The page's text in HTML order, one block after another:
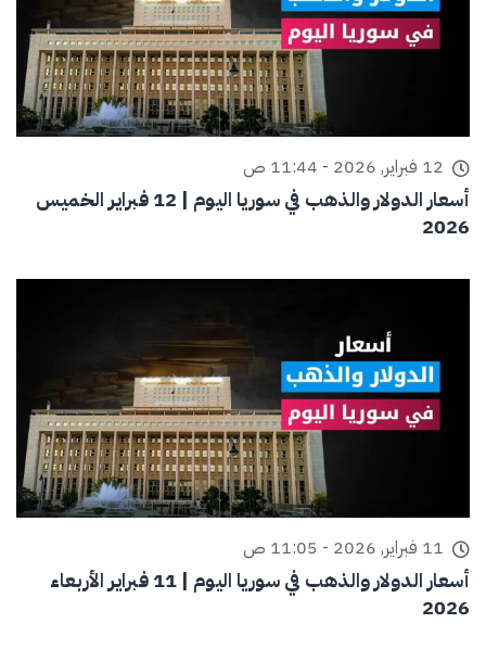
12 فبراير, 2026 - 11:44 ص
أسعار الدولار والذهب في سوريا اليوم | 12 فبراير الخميس
2026
11 فبراير, 2026 - 11:05 ص
أسعار الدولار والذهب في سوريا اليوم | 11 فبراير الأربعاء
2026